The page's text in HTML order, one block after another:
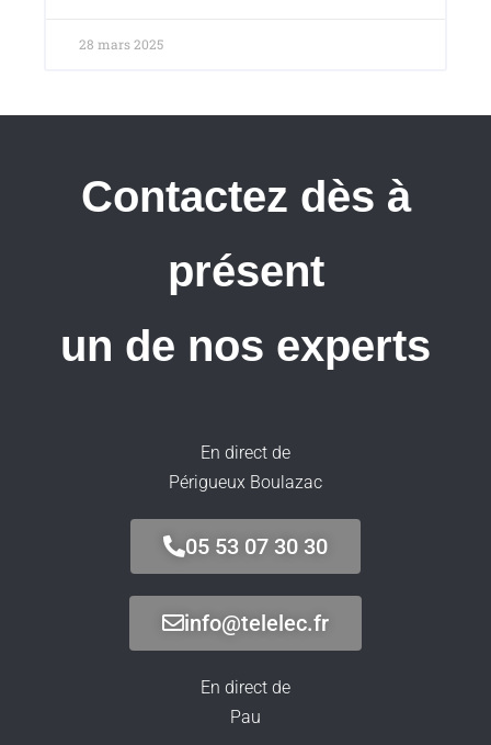
28 mars 2025
Contactez dès à
présent
un de nos experts
En direct de
Périgueux Boulazac
05 53 07 30 30
info@telelec.fr
En direct de
Pau